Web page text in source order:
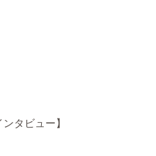
タビュー】